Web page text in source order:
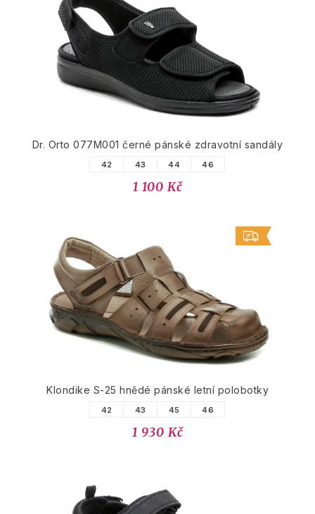
Dr. Orto 077M001 černé pánské zdravotní sandály
42 43 44 46
1 100 Kč
Klondike S-25 hnědé pánské letní polobotky
42 43 45 46
1 930 Kč